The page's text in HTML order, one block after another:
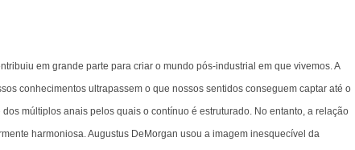
em grande parte para criar o mundo pós-industrial em que vivemos. A
conhecimentos ultrapassem o que nossos sentidos conseguem captar até o
múltiplos anais pelos quais o contínuo é estruturado. No entanto, a relação
harmoniosa. Augustus DeMorgan usou a imagem inesquecível da